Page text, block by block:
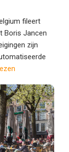
fileert
Boris Jancen
zijn